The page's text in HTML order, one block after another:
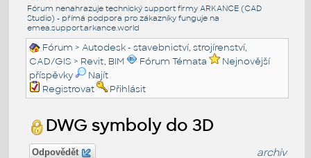
Fórum nenahrazuje technický support firmy ARKANCE (CAD
Studio) - přímá podpora pro zákazníky funguje na
emea.support.arkance.world
Fórum >Autodesk - stavebnictví, strojírenství,
CAD/GIS > Revit, BIM Fórum Témata
Nejnovější
příspěvky
Najít
Registrovat
Přihlásit
DWG symboly do 3D
Odpovědět archiv